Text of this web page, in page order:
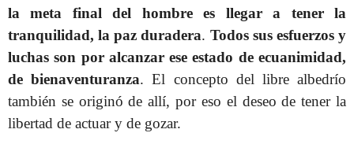
la meta final del hombre es llegar a tener la
tranquilidad, la paz duradera. Todos sus esfuerzos y
luchas son por alcanzar ese estado de ecuanimidad,
de bienaventuranza. El concepto del libre albedrío
también se originó de allí, por eso el deseo de tener la
libertad de actuar y de gozar.